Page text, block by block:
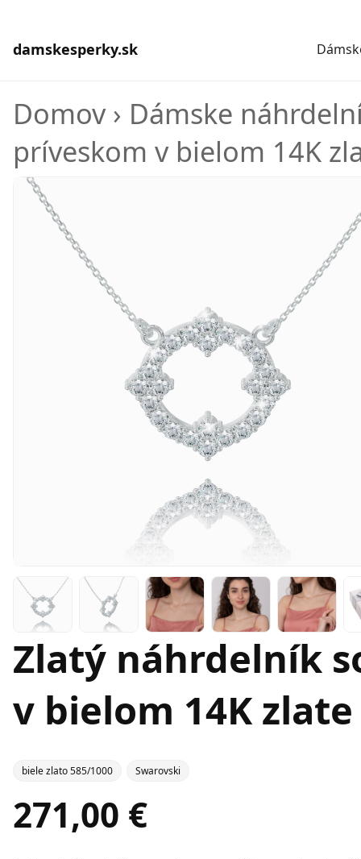
damskesperky.sk
Domov› Dámske
príveskom v bielom 14K
Zlatý náhrdelník
v bielom 14K zlate
biele zlato 585/1000 Swarovski
271,00 €